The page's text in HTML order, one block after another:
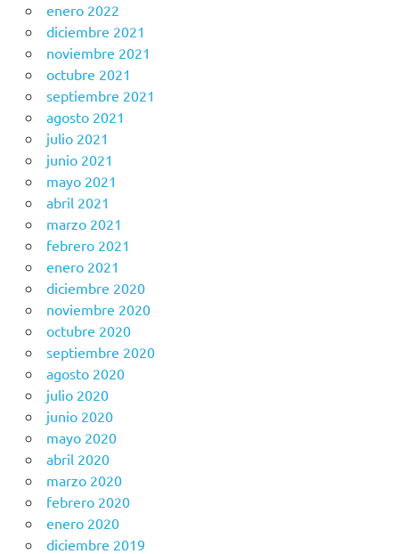
enero 2022
diciembre 2021
noviembre 2021
octubre 2021
septiembre 2021
agosto 2021
julio 2021
junio 2021
mayo 2021
abril 2021
marzo 2021
febrero 2021
enero 2021
diciembre 2020
noviembre 2020
octubre 2020
septiembre 2020
agosto 2020
julio 2020
junio 2020
mayo 2020
abril 2020
marzo 2020
febrero 2020
enero 2020
diciembre 2019